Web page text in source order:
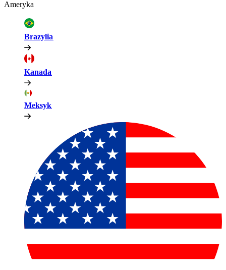
Ameryka​​
Brazylia​​
Kanada​​
Meksyk​​